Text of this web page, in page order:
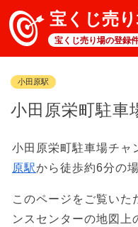
宝くじ売
宝くじ売り場の登録
小田原駅
小田原栄町駐車
小田原栄町駐車場チャ
原駅から徒歩約6分の
このページをご覧いた
ンスセンターの地図上